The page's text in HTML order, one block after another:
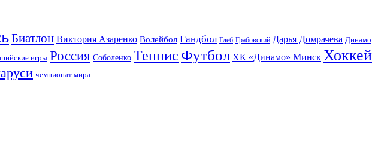
Биатлон Виктория Азаренко Волейбол Гандбол Глеб Грабовский Дарья Домрачева Динамо
игры Россия Соболенко Теннис Футбол ХК «Динамо» Минск Хоккей
чемпионат мира